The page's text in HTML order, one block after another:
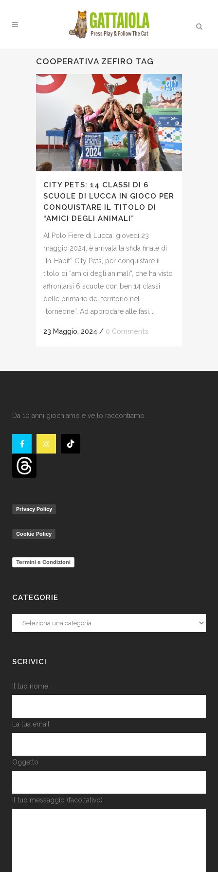
COOPERATIVA ZEFIRO TAG
CITY PETS: 14 CLASSI DI 6
SCUOLE DI LUCCA IN GIOCO PER
CONQUISTARE IL TITOLO DI
“AMICI DEGLI ANIMALI”
Al Polo Fiere di Lucca, giovedì 23
maggio 2024, è arrivata la sfida finale di
“In-Habit” City Pets, per conquistare il
titolo di “amici degli animali”, che ha visto
affrontarsi 6 scuole con ben 14 classi
delle primarie del territorio nel
“torneone”. Ad approdare alle fasi...
23 Maggio, 2024 / 0 Comments
Da 10 anni giochiamo e ve lo raccontiamo.
Privacy Policy
Cookie Policy
Termini e Condizioni
CATEGORIE
Categorie
SCRIVICI
Il tuo nome
La tua email
Oggetto
Il tuo messaggio (facoltativo)